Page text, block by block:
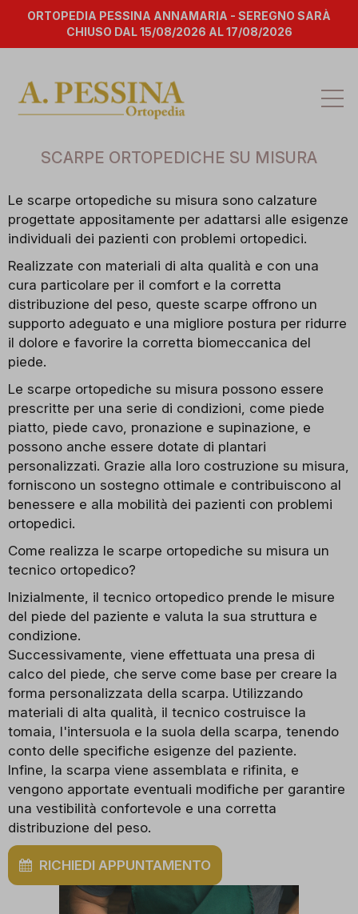
ORTOPEDIA PESSINA ANNAMARIA - SEREGNO SARÀ
CHIUSO DAL 15/08/2026 AL 17/08/2026
SCARPE ORTOPEDICHE SU MISURA
Le scarpe ortopediche su misura sono calzature
progettate appositamente per adattarsi alle esigenze
individuali dei pazienti con problemi ortopedici.
Realizzate con materiali di alta qualità e con una
cura particolare per il comfort e la corretta
distribuzione del peso, queste scarpe offrono un
supporto adeguato e una migliore postura per ridurre
il dolore e favorire la corretta biomeccanica del
piede.
Le scarpe ortopediche su misura possono essere
prescritte per una serie di condizioni, come piede
piatto, piede cavo, pronazione e supinazione, e
possono anche essere dotate di plantari
personalizzati. Grazie alla loro costruzione su misura,
forniscono un sostegno ottimale e contribuiscono al
benessere e alla mobilità dei pazienti con problemi
ortopedici.
Come realizza le scarpe ortopediche su misura un
tecnico ortopedico?
Inizialmente, il tecnico ortopedico prende le misure
del piede del paziente e valuta la sua struttura e
condizione.
Successivamente, viene effettuata una presa di
calco del piede, che serve come base per creare la
forma personalizzata della scarpa. Utilizzando
materiali di alta qualità, il tecnico costruisce la
tomaia, l'intersuola e la suola della scarpa, tenendo
conto delle specifiche esigenze del paziente.
Infine, la scarpa viene assemblata e rifinita, e
vengono apportate eventuali modifiche per garantire
una vestibilità confortevole e una corretta
distribuzione del peso.
RICHIEDI APPUNTAMENTO